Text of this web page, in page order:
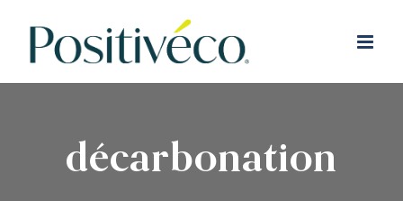
décarbonation